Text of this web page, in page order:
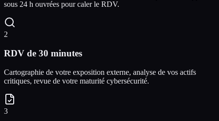
sous 24 h ouvrées pour caler le RDV.
2
RDV de 30 minutes
Cartographie de votre exposition externe, analyse de vos actifs
critiques, revue de votre maturité cybersécurité.
3